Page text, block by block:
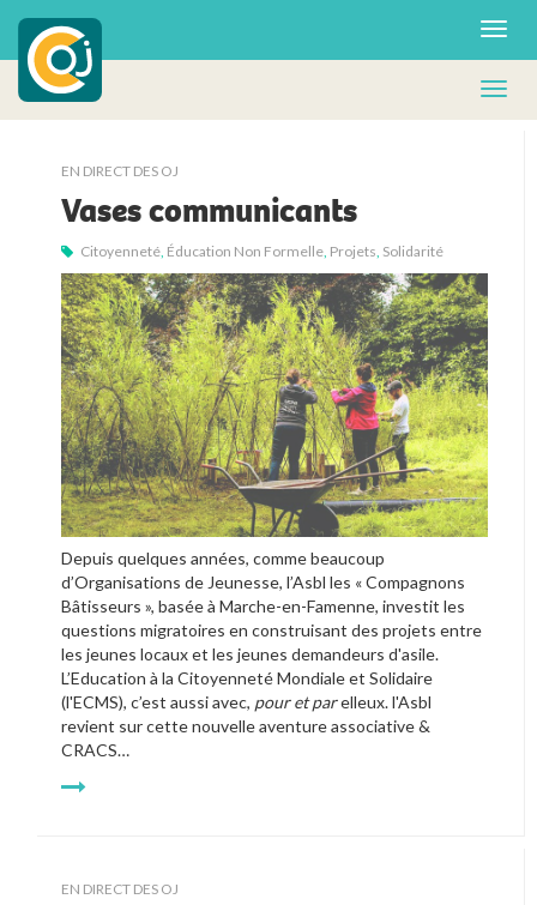
EN DIRECT DES OJ
Vases communicants
Citoyenneté Éducation Non Formelle Projets Solidarité
Depuis quelques années, comme beaucoup
d’Organisations de Jeunesse, l’Asbl les « Compagnons
Bâtisseurs », basée à Marche-en-Famenne, investit les
questions migratoires en construisant des projets entre
les jeunes locaux et les jeunes demandeurs d'asile.
L’Education à la Citoyenneté Mondiale et Solidaire
(l'ECMS), c’est aussi avec, pour et par elleux. l'Asbl
revient sur cette nouvelle aventure associative &
CRACS…
EN DIRECT DES OJ